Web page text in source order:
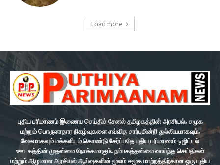
Load more
புதிய பரிமாணம் இணைய செய்திச் சேனல் தமிழகத்தின் அரசியல், சமூக
மற்றும் பொருளாதார நிகழ்வுகளை எவ்வித சார்புமின்றி துல்லியமாகவும்,
வேகமாகவும் மக்களிடம் கொண்டு சேர்ப்பதே புதிய பரிமாணம் டிஜிட்டல்
ஊடகத்தின் முதன்மை நோக்கமாகும். நம்பகத்தன்மை வாய்ந்த செய்திகள்
மற்றும் ஆழமான அரசியல் ஆய்வுகளின் மூலம் சமூக மாற்றத்திற்கான ஒரு புதிய